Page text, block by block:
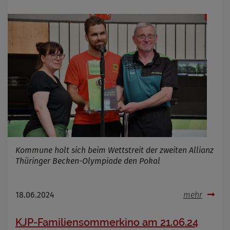
Kommune holt sich beim Wettstreit der zweiten Allianz
Thüringer Becken-Olympiade den Pokal
18.06.2024 mehr
KJP-Familiensommerkino am 21.06.24